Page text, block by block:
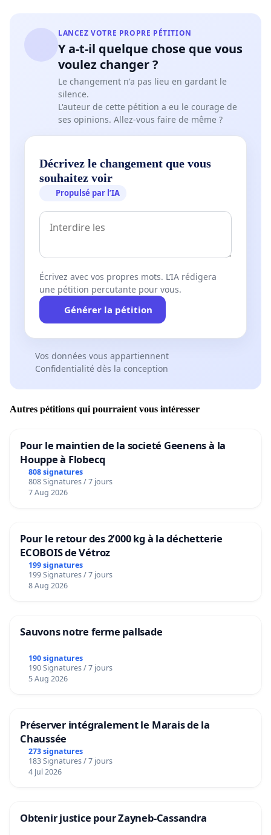
LANCEZ VOTRE PROPRE PÉTITION
Y a-t-il quelque chose que vous
voulez changer ?
Le changement n'a pas lieu en gardant le
silence.
L'auteur de cette pétition a eu le courage de
ses opinions. Allez-vous faire de même ?
Décrivez le changement que vous
souhaitez voir
Propulsé par l’IA
Écrivez avec vos propres mots. L’IA rédigera
une pétition percutante pour vous.
Générer la pétition
Vos données vous appartiennent
Confidentialité dès la conception
Autres pétitions qui pourraient vous intéresser
Pour le maintien de la societé Geenens à la
Houppe à Flobecq
808 signatures
808 Signatures / 7 jours
7 Aug 2026
Pour le retour des 2’000 kg à la déchetterie
ECOBOIS de Vétroz
199 signatures
199 Signatures / 7 jours
8 Aug 2026
Sauvons notre ferme pallsade
190 signatures
190 Signatures / 7 jours
5 Aug 2026
Préserver intégralement le Marais de la
Chaussée
273 signatures
183 Signatures / 7 jours
4 Jul 2026
Obtenir justice pour Zayneb-Cassandra